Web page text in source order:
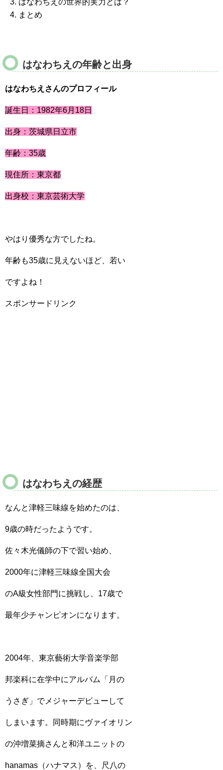
はなわちえの世界的実力とは？
まとめ
はなわちえの年齢と出身
はなわちえさんのプロフィール
誕生日：1982年6月18日
出身：茨城県日立市
年齢：35歳
現住所：東京都
出身校：東京芸術大学
やはり優秀な方でしたね。
年齢も35歳に見えないほど、若い
ですよね！
スポンサードリンク
はなわちえの経歴
なんと津軽三味線を始めたのは、
9歳の時だったようです。
佐々木光儀師の下で習い始め、
2000年に津軽三味線全国大会
のA級女性部門に挑戦し、17歳で
最年少チャンピオンになります。
2004年、東京藝術大学音楽学部
邦楽科に在学中にアルバム「月の
うさぎ」でメジャーデビューして
しまいます。同時期にヴァイオリン
の沖増菜摘さんと和洋ユニットの
hanamas（ハナマス）を、尺八の